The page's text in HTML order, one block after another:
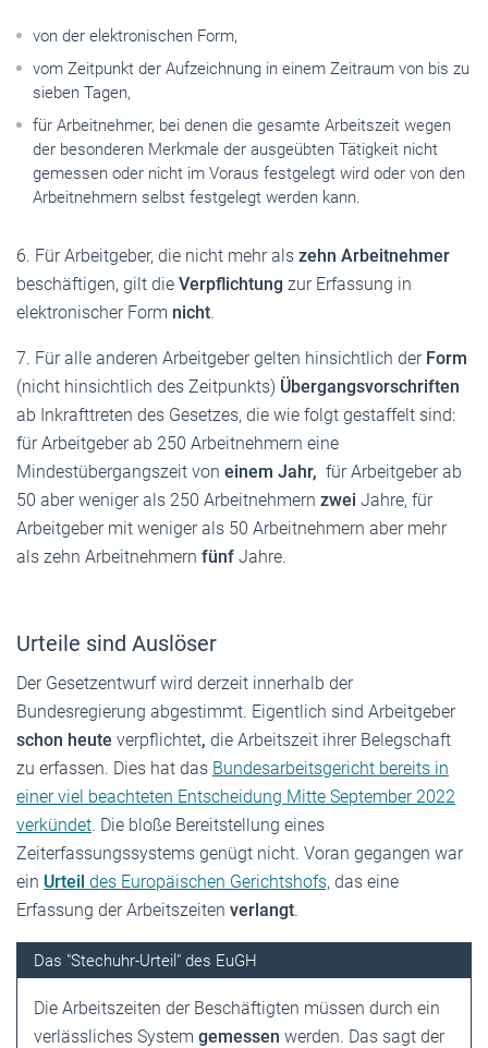
von der elektronischen Form,
vom Zeitpunkt der Aufzeichnung in einem Zeitraum von bis zu
sieben Tagen,
für Arbeitnehmer, bei denen die gesamte Arbeitszeit wegen
der besonderen Merkmale der ausgeübten Tätigkeit nicht
gemessen oder nicht im Voraus festgelegt wird oder von den
Arbeitnehmern selbst festgelegt werden kann.
6. Für Arbeitgeber, die nicht mehr als zehn Arbeitnehmer
beschäftigen, gilt die Verpflichtung zur Erfassung in
elektronischer Form nicht.
7. Für alle anderen Arbeitgeber gelten hinsichtlich der Form
(nicht hinsichtlich des Zeitpunkts) Übergangsvorschriften
ab Inkrafttreten des Gesetzes, die wie folgt gestaffelt sind:
für Arbeitgeber ab 250 Arbeitnehmern eine
Mindestübergangszeit von einem Jahr, für Arbeitgeber ab
50 aber weniger als 250 Arbeitnehmern zwei Jahre, für
Arbeitgeber mit weniger als 50 Arbeitnehmern aber mehr
als zehn Arbeitnehmern fünf Jahre.
Urteile sind Auslöser
Der Gesetzentwurf wird derzeit innerhalb der
Bundesregierung abgestimmt. Eigentlich sind Arbeitgeber
schon heute verpflichtet, die Arbeitszeit ihrer Belegschaft
zu erfassen. Dies hat das Bundesarbeitsgericht bereits in
einer viel beachteten Entscheidung Mitte September 2022
verkündet. Die bloße Bereitstellung eines
Zeiterfassungssystems genügt nicht. Voran gegangen war
ein Urteil des Europäischen Gerichtshofs, das eine
Erfassung der Arbeitszeiten verlangt.
Das "Stechuhr-Urteil" des EuGH
Die Arbeitszeiten der Beschäftigten müssen durch ein
verlässliches System gemessen werden. Das sagt der